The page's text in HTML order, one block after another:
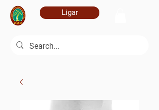
Ligar